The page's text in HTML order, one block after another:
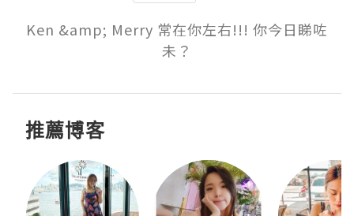
Ken &amp; Merry 常在你左右!!! 你今日睇咗
未？
推薦博客